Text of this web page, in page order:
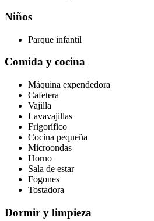
Niños
Parque infantil
Comida y cocina
Máquina expendedora
Cafetera
Vajilla
Lavavajillas
Frigorífico
Cocina pequeña
Microondas
Horno
Sala de estar
Fogones
Tostadora
Dormir y limpieza